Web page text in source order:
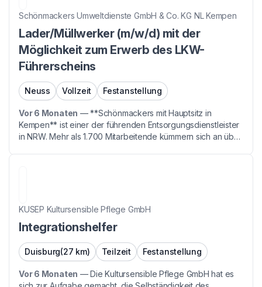
Schönmackers Umweltdienste GmbH & Co. KG NL Kempen
Lader/Müllwerker (m/w/d) mit der
Möglichkeit zum Erwerb des LKW-
Führerscheins
Neuss Vollzeit Festanstellung
Vor 6 Monaten —**Schönmackers mit Hauptsitz in
Kempen** ist einer der führenden Entsorgungsdienstleister
in NRW. Mehr als 1.700 Mitarbeitende kümmern sich an über
KUSEP Kultursensible Pflege GmbH
Integrationshelfer
Duisburg(27 km) Teilzeit Festanstellung
Vor 6 Monaten —Die Kultursensible Pflege GmbH hat es